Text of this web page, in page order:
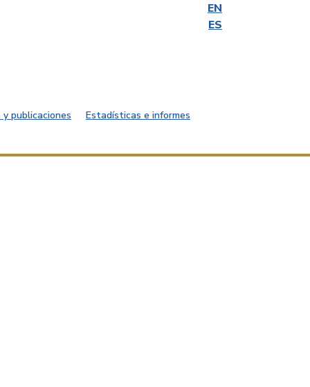
EN
ES
publicaciones Estadísticas e informes